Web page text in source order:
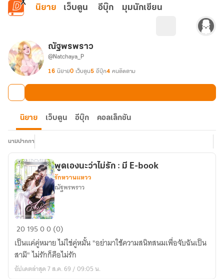
ข้ามไปยังเนื้อหาหลัก
นิยาย เว็บตูน อีบุ๊ก มุมนักเขียน
ณัฐพรพราว
@Natchaya_P
16 นิยาย0 เว็บตูน5 อีบุ๊ก4 คนติดตาม
นิยาย เว็บตูน อีบุ๊ก คอลเล็กชัน
นามปากกา
พูด
เอง
นะ
ว่า
ไม่
พูดเองนะว่าไม่รัก : มี E-book
รักหวานแหวว
ณัฐพรพราว
2019500 (0)
เป็นแค่คู่หมาย ไม่ใช่คู่หมั้น "อย่ามาใช้ความสนิทสนมเพื่อจับฉันเป็น
สามี" ไม่รักก็คือไม่รัก
อัปเดตล่าสุด 7 ส.ค. 69 / 09:05 น.